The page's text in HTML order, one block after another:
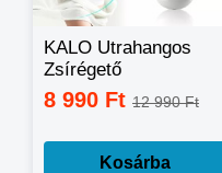
KALO Utrahangos
Zsírégető
8 990 Ft 12 990 Ft
Kosárba